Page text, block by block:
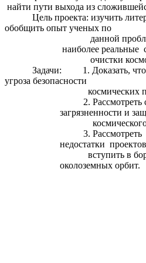
найти пути выхода из
Цель проекта: изучить
обобщить опыт ученых по
данной
наиболее реальные
очистки
Задачи: 1. Доказать,
угроза безопасности
космических
2. Рассмотреть
загрязненности и
космического
3. Рассмотреть
недостатки
вступить в
околоземных орбит.